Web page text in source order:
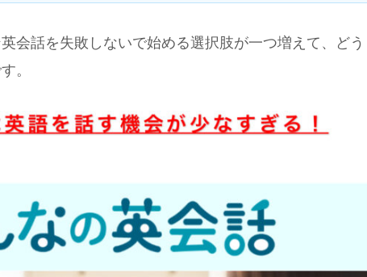
会話を失敗しないで始める選択肢が一つ増えて、どう
。